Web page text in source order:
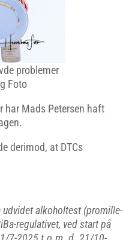
problemer
Foto
har Mads Petersen haft
derimod, at DTCs
udvidet alkoholtest (promille-
regulativet, ved start på